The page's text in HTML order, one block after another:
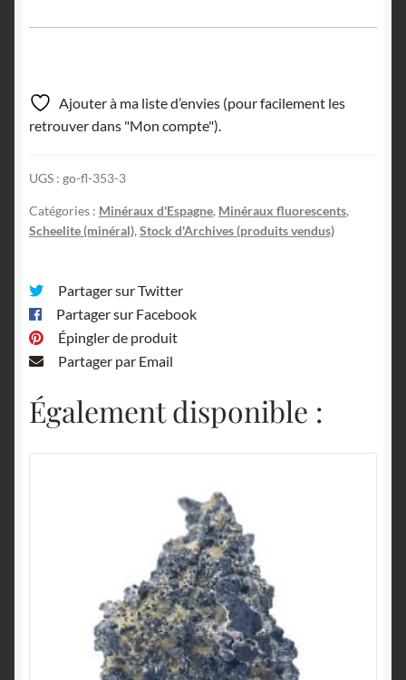
Ajouter à ma liste d’envies (pour facilement les
retrouver dans "Mon compte").
UGS : go-fl-353-3
Catégories : Minéraux d'Espagne, Minéraux fluorescents,
Scheelite (minéral), Stock d'Archives (produits vendus)
Partager sur Twitter
Partager sur Facebook
Épingler de produit
Partager par Email
Également disponible :